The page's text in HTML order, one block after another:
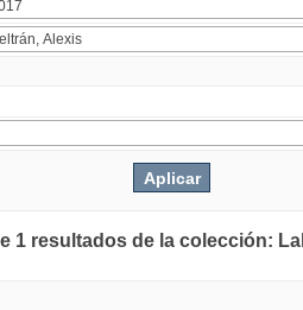
1 resultados de la colección: